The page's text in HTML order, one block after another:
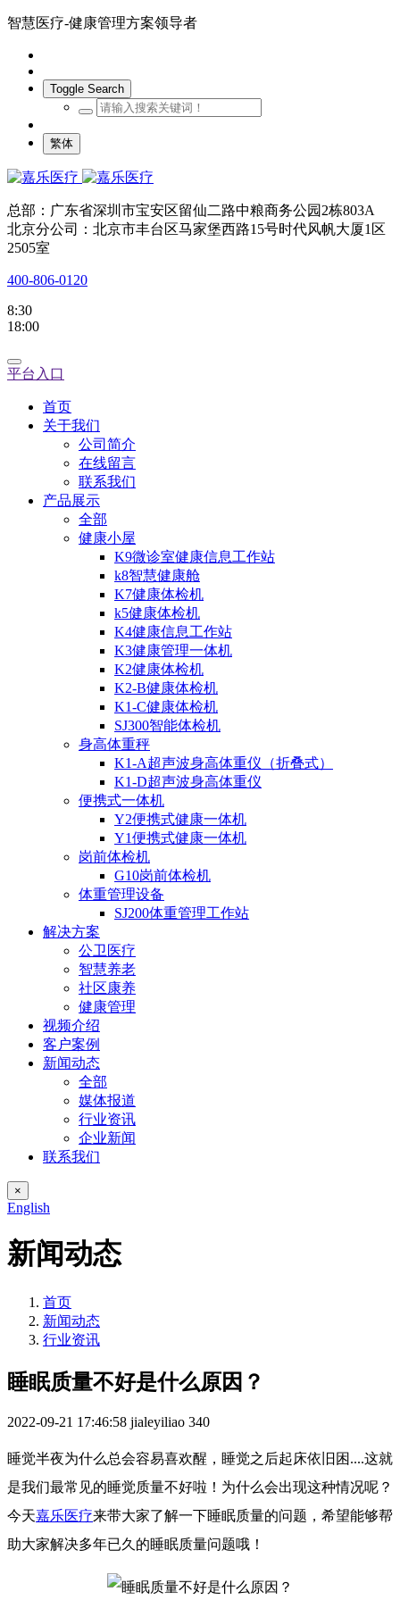
智慧医疗-健康管理方案领导者
Toggle Search
繁体
总部：广东省深圳市宝安区留仙二路中粮商务公园2栋803A
北京分公司：北京市丰台区马家堡西路15号时代风帆大厦1区
2505室
400-806-0120
8:30
18:00
平台入口
首页
关于我们
公司简介
在线留言
联系我们
产品展示
全部
健康小屋
K9微诊室健康信息工作站
k8智慧健康舱
K7健康体检机
k5健康体检机
K4健康信息工作站
K3健康管理一体机
K2健康体检机
K2-B健康体检机
K1-C健康体检机
SJ300智能体检机
身高体重秤
K1-A超声波身高体重仪（折叠式）
K1-D超声波身高体重仪
便携式一体机
Y2便携式健康一体机
Y1便携式健康一体机
岗前体检机
G10岗前体检机
体重管理设备
SJ200体重管理工作站
解决方案
公卫医疗
智慧养老
社区康养
健康管理
视频介绍
客户案例
新闻动态
全部
媒体报道
行业资讯
企业新闻
联系我们
×
English
新闻动态
首页
新闻动态
行业资讯
睡眠质量不好是什么原因？
2022-09-21 17:46:58 jialeyiliao 340
睡觉半夜为什么总会容易喜欢醒，睡觉之后起床依旧困....这就
是我们最常见的睡觉质量不好啦！为什么会出现这种情况呢？
今天嘉乐医疗来带大家了解一下睡眠质量的问题，希望能够帮
助大家解决多年已久的睡眠质量问题哦！